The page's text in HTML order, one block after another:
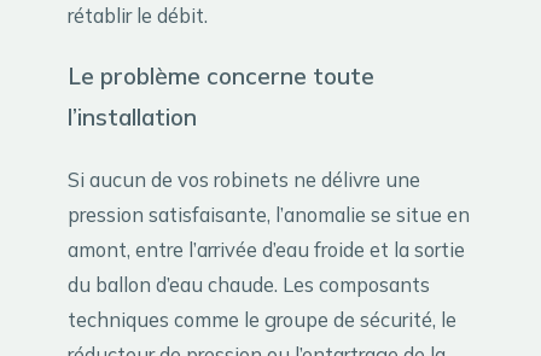
rétablir le débit.
Le problème concerne toute
l’installation
Si aucun de vos robinets ne délivre une
pression satisfaisante, l’anomalie se situe en
amont, entre l’arrivée d’eau froide et la sortie
du ballon d’eau chaude. Les composants
techniques comme le groupe de sécurité, le